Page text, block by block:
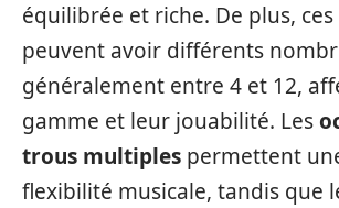
équilibrée et riche. De plus,
peuvent avoir différents
généralement entre 4 et 12,
gamme et leur jouabilité. Les
trous multiples permettent
flexibilité musicale, tandis que